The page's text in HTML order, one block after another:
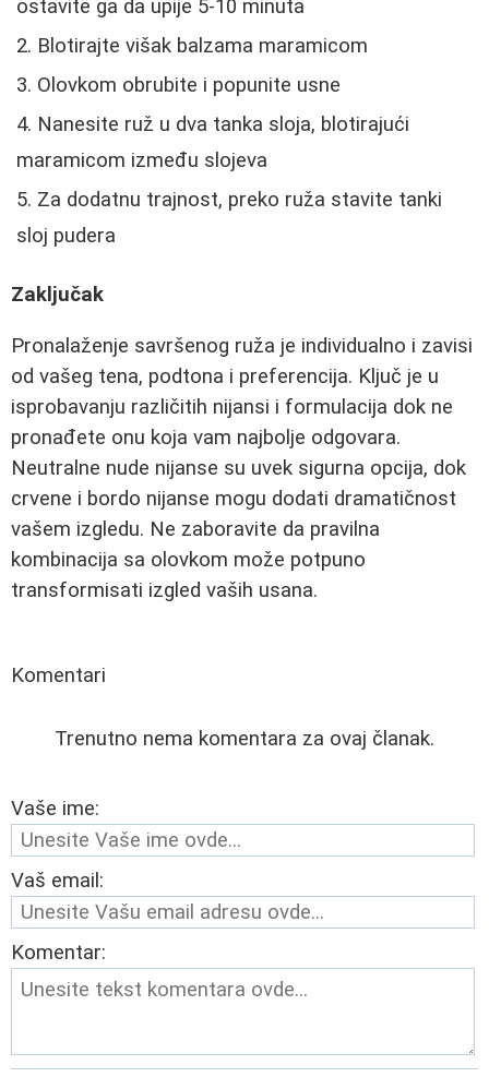
ostavite ga da upije 5-10 minuta
Blotirajte višak balzama maramicom
Olovkom obrubite i popunite usne
Nanesite ruž u dva tanka sloja, blotirajući
maramicom između slojeva
Za dodatnu trajnost, preko ruža stavite tanki
sloj pudera
Zaključak
Pronalaženje savršenog ruža je individualno i zavisi
od vašeg tena, podtona i preferencija. Ključ je u
isprobavanju različitih nijansi i formulacija dok ne
pronađete onu koja vam najbolje odgovara.
Neutralne nude nijanse su uvek sigurna opcija, dok
crvene i bordo nijanse mogu dodati dramatičnost
vašem izgledu. Ne zaboravite da pravilna
kombinacija sa olovkom može potpuno
transformisati izgled vaših usana.
Komentari
Trenutno nema komentara za ovaj članak.
Vaše ime:
Vaš email:
Komentar: